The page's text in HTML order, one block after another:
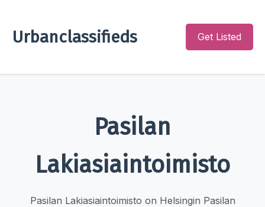
Urbanclassifieds Get Listed
Pasilan
Lakiasiaintoimisto
Pasilan Lakiasiaintoimisto on Helsingin Pasilan